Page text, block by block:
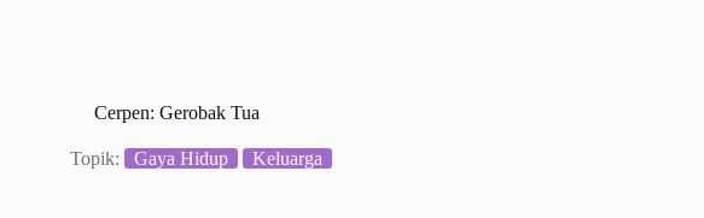
Cerpen: Gerobak Tua
Topik: Gaya Hidup Keluarga